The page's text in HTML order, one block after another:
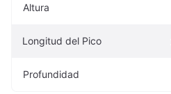
Altura
Longitud del Pico
Profundidad